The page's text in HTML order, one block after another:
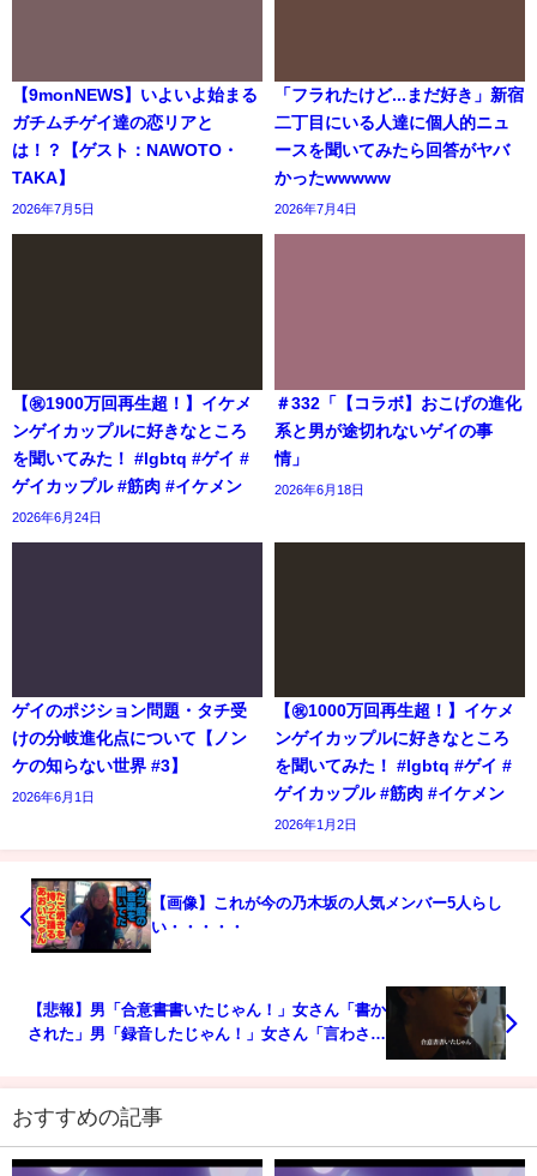
【9monNEWS】いよいよ始まる
ガチムチゲイ達の恋リアと
は！？【ゲスト：NAWOTO・
TAKA】
2026年7月5日
「フラれたけど...まだ好き」新宿
二丁目にいる人達に個人的ニュ
ースを聞いてみたら回答がヤバ
かったwwwww
2026年7月4日
【㊗️1900万回再生超！】イケメ
ンゲイカップルに好きなところ
を聞いてみた！ #lgbtq #ゲイ #
ゲイカップル #筋肉 #イケメン
2026年6月24日
＃332「【コラボ】おこげの進化
系と男が途切れないゲイの事
情」
2026年6月18日
ゲイのポジション問題・タチ受
けの分岐進化点について【ノン
ケの知らない世界 #3】
2026年6月1日
【㊗️1000万回再生超！】イケメ
ンゲイカップルに好きなところ
を聞いてみた！ #lgbtq #ゲイ #
ゲイカップル #筋肉 #イケメン
2026年1月2日
【画像】これが今の乃木坂の人気メンバー5人らし
い・・・・・
【悲報】男「合意書書いたじゃん！」女さん「書か
された」男「録音したじゃん！」女さん「言わされ
おすすめの記事